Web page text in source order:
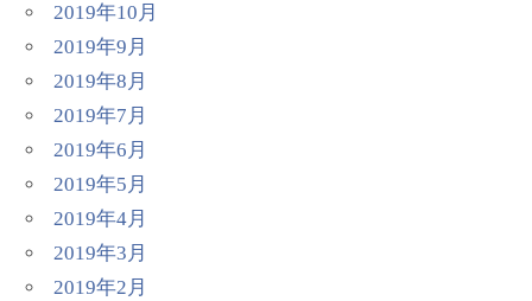
2019年10月
2019年9月
2019年8月
2019年7月
2019年6月
2019年5月
2019年4月
2019年3月
2019年2月